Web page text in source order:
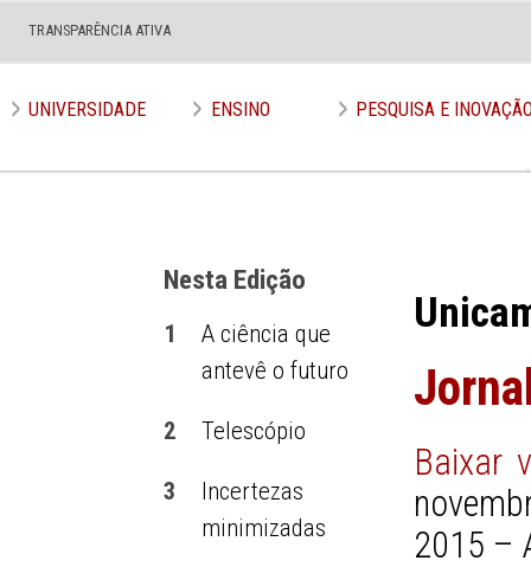
TRANSPARÊNCIA ATIVA
UNIVERSIDADE ENSINO PESQUISA E
Edição nº 644
Nesta Edição
1
A ciência que
antevê o futuro
2 Telescópio
3
Incertezas
minimizadas
Baixar
2015 –